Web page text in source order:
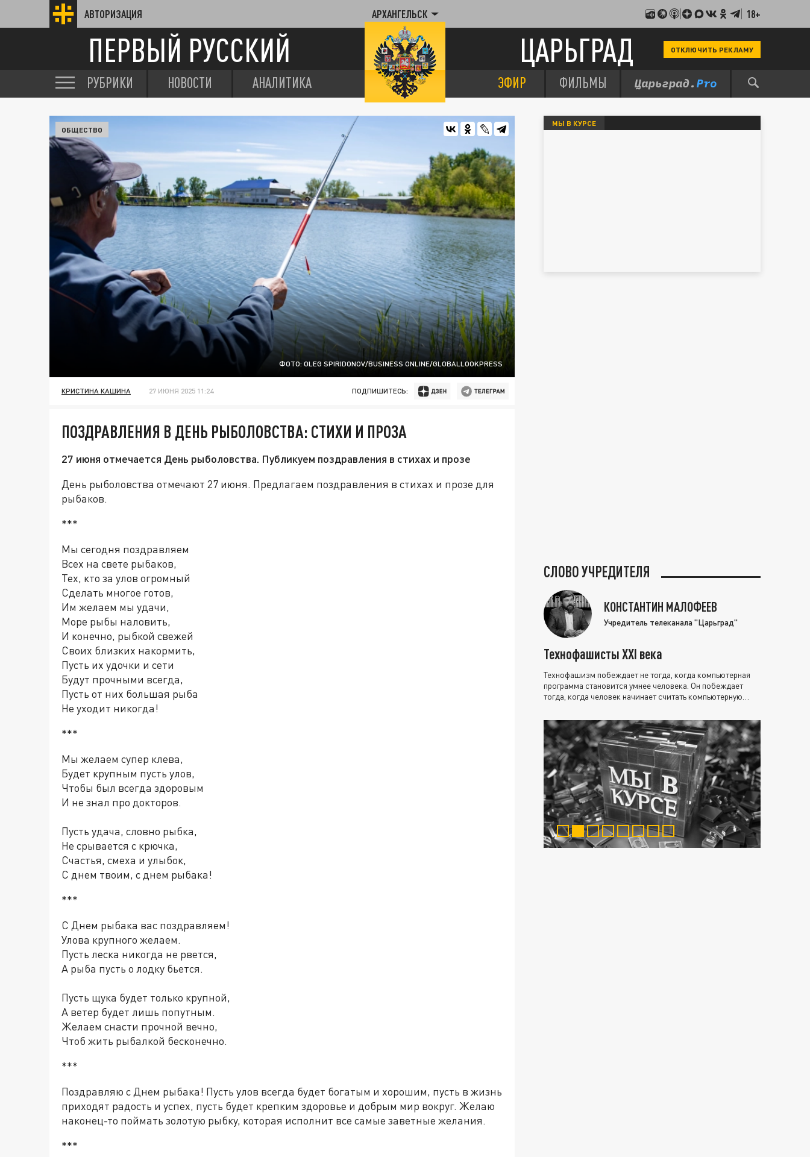
АВТОРИЗАЦИЯ АРХАНГЕЛЬСК 18+
ПЕРВЫЙ РУССКИЙ ЦАРЬГРАД ОТКЛЮЧИТЬ РЕКЛАМУ
РУБРИКИ НОВОСТИ АНАЛИТИКА ЭФИР ФИЛЬМЫ
ФОТО: OLEG SPIRIDONOV/BUSINESS ONLINE/GLOBALLOOKPRESS
ОБЩЕСТВО
КРИСТИНА КАШИНА 27 ИЮНЯ 2025 11:24 ПОДПИШИТЕСЬ:
ПОЗДРАВЛЕНИЯ В ДЕНЬ РЫБОЛОВСТВА: СТИХИ И ПРОЗА
27 июня отмечается День рыболовства. Публикуем поздравления в стихах и прозе
День рыболовства отмечают 27 июня. Предлагаем поздравления в стихах и прозе для
рыбаков.
***
Мы сегодня поздравляем
Всех на свете рыбаков,
Тех, кто за улов огромный
Сделать многое готов,
Им желаем мы удачи,
Море рыбы наловить,
И конечно, рыбкой свежей
Своих близких накормить,
Пусть их удочки и сети
Будут прочными всегда,
Пусть от них большая рыба
Не уходит никогда!
***
Мы желаем супер клева,
Будет крупным пусть улов,
Чтобы был всегда здоровым
И не знал про докторов.
Пусть удача, словно рыбка,
Не срывается с крючка,
Счастья, смеха и улыбок,
С днем твоим, с днем рыбака!
***
С Днем рыбака вас поздравляем!
Улова крупного желаем.
Пусть леска никогда не рвется,
А рыба пусть о лодку бьется.
Пусть щука будет только крупной,
А ветер будет лишь попутным.
Желаем снасти прочной вечно,
Чтоб жить рыбалкой бесконечно.
***
Поздравляю с Днем рыбака! Пусть улов всегда будет богатым и хорошим, пусть в жизнь
приходят радость и успех, пусть будет крепким здоровье и добрым мир вокруг. Желаю
наконец-то поймать золотую рыбку, которая исполнит все самые заветные желания.
***
МЫ В КУРСЕ
СЛОВО УЧРЕДИТЕЛЯ
КОНСТАНТИН МАЛОФЕЕВ
Учредитель телеканала "Царьград"
Технофашисты XXI века
Технофашизм побеждает не тогда, когда компьютерная
программа становится умнее человека. Он побеждает
тогда, когда человек начинает считать компьютерную